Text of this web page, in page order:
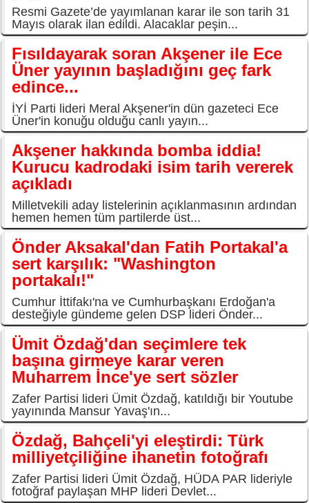
Resmi Gazete’de yayımlanan karar ile son tarih 31
Mayıs olarak ilan edildi. Alacaklar peşin...
Fısıldayarak soran Akşener ile Ece
Üner yayının başladığını geç fark
edince...
İYİ Parti lideri Meral Akşener'in dün gazeteci Ece
Üner'in konuğu olduğu canlı yayın...
Akşener hakkında bomba iddia!
Kurucu kadrodaki isim tarih vererek
açıkladı
Milletvekili aday listelerinin açıklanmasının ardından
hemen hemen tüm partilerde üst...
Önder Aksakal'dan Fatih Portakal'a
sert karşılık: "Washington
portakalı!"
Cumhur İttifakı'na ve Cumhurbaşkanı Erdoğan'a
desteğiyle gündeme gelen DSP lideri Önder...
Ümit Özdağ'dan seçimlere tek
başına girmeye karar veren
Muharrem İnce'ye sert sözler
Zafer Partisi lideri Ümit Özdağ, katıldığı bir Youtube
yayınında Mansur Yavaş'ın...
Özdağ, Bahçeli'yi eleştirdi: Türk
milliyetçiliğine ihanetin fotoğrafı
Zafer Partisi lideri Ümit Özdağ, HÜDA PAR lideriyle
fotoğraf paylaşan MHP lideri Devlet...